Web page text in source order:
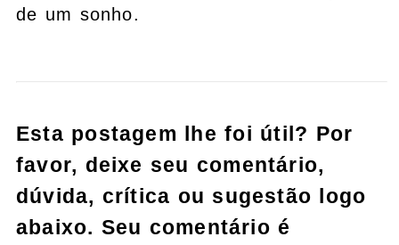
de um sonho.
Esta postagem lhe foi útil? Por
favor, deixe seu comentário,
dúvida, crítica ou sugestão logo
abaixo. Seu comentário é